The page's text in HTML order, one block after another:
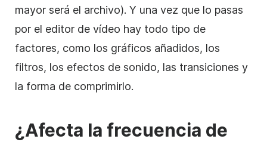
mayor será el archivo). Y una vez que lo pasas
por el editor de vídeo hay todo tipo de
factores, como los gráficos añadidos, los
filtros, los efectos de sonido, las transiciones y
la forma de comprimirlo.
¿Afecta la frecuencia de